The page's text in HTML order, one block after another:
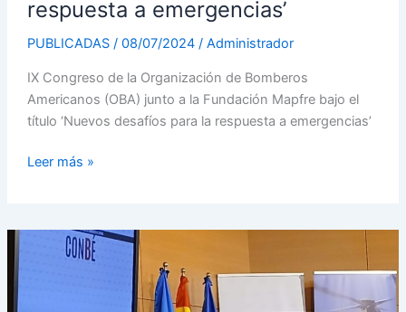
respuesta a emergencias’
PUBLICADAS/ 08/07/2024 / Administrador
IX Congreso de la Organización de Bomberos
Americanos (OBA) junto a la Fundación Mapfre bajo el
título ‘Nuevos desafíos para la respuesta a emergencias’
la
a
emergencias’
Leer más »
ASAMBLEA